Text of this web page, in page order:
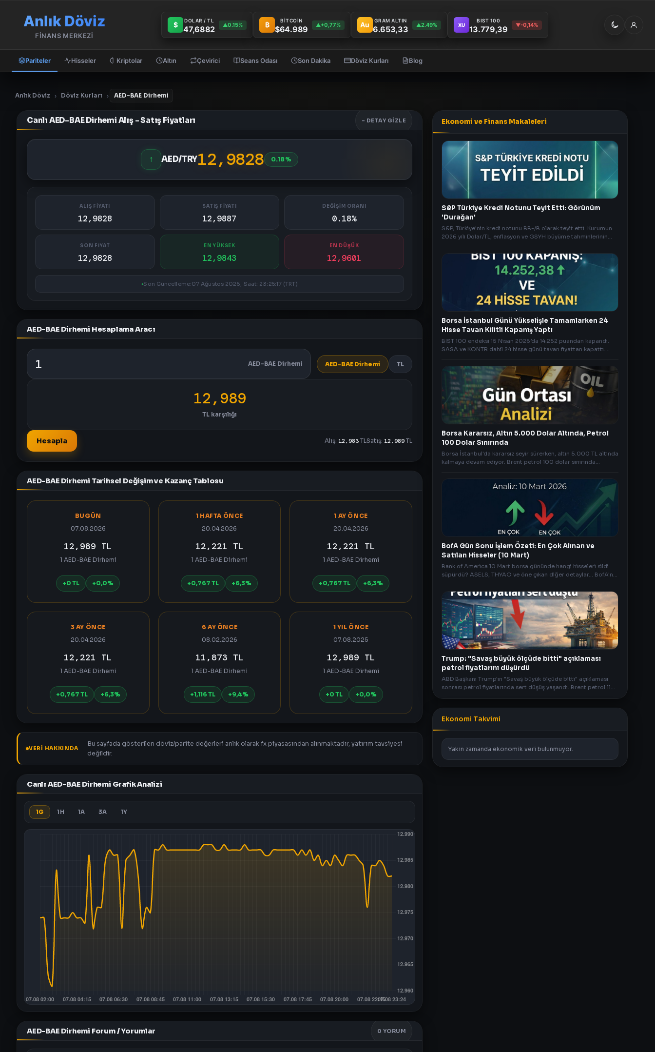
Anlık Döviz
FİNANS MERKEZİ
$ DOLAR / TL
47,6882 ▲0.15% ₿ BİTCOİN
$64.989 ▲+0,77% Au GRAM ALTIN
6.653,33 ▲2.49% XU
BIST 100
13.779,39 ▼-0,14%
Pariteler Hisseler Kriptolar Altın Çevirici Seans Odası Son Dakika Döviz Kurları Blog
Anlık Döviz › Döviz Kurları › AED-BAE Dirhemi
Canlı AED-BAE Dirhemi Alış - Satış Fiyatları - DETAY GIZLE
↑ AED/TRY12,9828 0.18%
ALIŞ FİYATI
12,9828
SATIŞ FİYATI
12,9887
DEĞİŞİM ORANI
0.18%
SON FİYAT
12,9828
EN YÜKSEK
12,9843
EN DÜŞÜK
12,9601
Son Güncelleme:07 Ağustos 2026, Saat: 23:25:17 (TRT)
AED-BAE Dirhemi Hesaplama Aracı
AED-BAE Dirhemi AED-BAE Dirhemi TL
12,989
TL karşılığı
Hesapla Alış: 12,983 TLSatış: 12,989 TL
AED-BAE Dirhemi Tarihsel Değişim ve Kazanç Tablosu
BUGÜN
07.08.2026
12,989 TL
1 AED-BAE Dirhemi
+0 TL +0,0%
1 HAFTA ÖNCE
20.04.2026
12,221 TL
1 AED-BAE Dirhemi
+0,767 TL +6,3%
1 AY ÖNCE
20.04.2026
12,221 TL
1 AED-BAE Dirhemi
+0,767 TL +6,3%
3 AY ÖNCE
20.04.2026
12,221 TL
1 AED-BAE Dirhemi
+0,767 TL +6,3%
6 AY ÖNCE
08.02.2026
11,873 TL
1 AED-BAE Dirhemi
+1,116 TL +9,4%
1 YIL ÖNCE
07.08.2025
12,989 TL
1 AED-BAE Dirhemi
+0 TL +0,0%
VERI HAKKINDA
Bu sayfada gösterilen döviz/parite değerleri anlık olarak fx piyasasından alınmaktadır, yatırım tavsiyesi
değildir.
Canlı AED-BAE Dirhemi Grafik Analizi
1G 1H 1A 3A 1Y
AED-BAE Dirhemi Forum / Yorumlar 0 YORUM
Ekonomi ve Finans Makaleleri
S&P Türkiye Kredi Notunu Teyit Etti: Görünüm
'Durağan'
S&P, Türkiye'nin kredi notunu BB-/B olarak teyit etti. Kurumun
2026 yılı Dolar/TL, enflasyon ve GSYH büyüme tahminlerinin
Borsa İstanbul Günü Yükselişle Tamamlarken 24
Hisse Tavan Kilitli Kapanış Yaptı
BIST 100 endeksi 15 Nisan 2026’da 14.252 puandan kapandı.
SASA ve KONTR dahil 24 hisse günü tavan fiyattan kapattı.
Borsa Kararsız, Altın 5.000 Dolar Altında, Petrol
100 Dolar Sınırında
Borsa İstanbul'da kararsız seyir sürerken, altın 5.000 TL altında
kalmaya devam ediyor. Brent petrol 100 dolar sınırında
ortası piyasa analizi.
BofA Gün Sonu İşlem Özeti: En Çok Alınan ve
Satılan Hisseler (10 Mart)
Bank of America 10 Mart borsa gününde hangi hisseleri sildi
süpürdü? ASELS, THYAO ve öne çıkan diğer detaylar... BofA'nın
Trump: "Savaş büyük ölçüde bitti" açıklaması
petrol fiyatlarını düşürdü
ABD Başkanı Trump'ın "Savaş büyük ölçüde bitti" açıklaması
sonrası petrol fiyatlarında sert düşüş yaşandı. Brent petrol 114
Ekonomi Takvimi
Yakın zamanda ekonomik veri bulunmuyor.